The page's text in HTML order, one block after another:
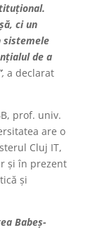
ci un
sistemele
de a
, a declarat
prof. univ.
are o
Cluj IT,
și în prezent
și
Babeș-